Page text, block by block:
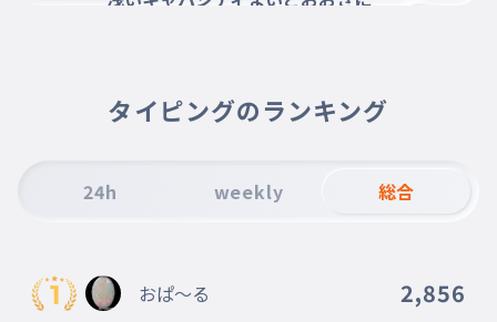
つまるとこ人生ずっと地味
つまるとこじんせいずっとじみ
｢憎たらしい！｣｢痛々しい！｣
010
無視出来ないのが一層
むしできないのがいっそう
タイピングのランキング
24h weekly 総合
おぱ～る 2,856